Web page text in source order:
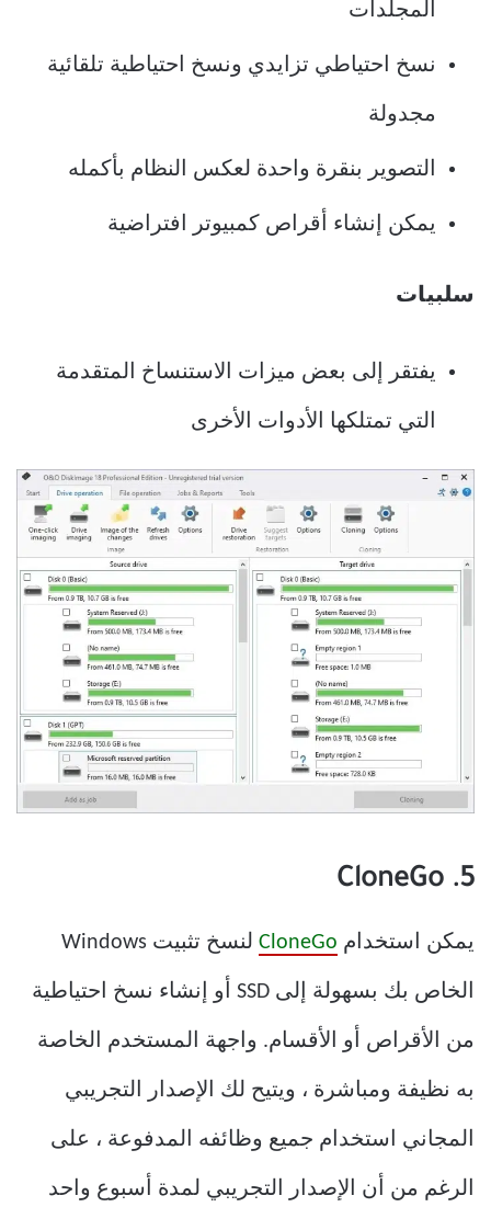
المجلدات
نسخ احتياطي تزايدي ونسخ احتياطية تلقائية
مجدولة
التصوير بنقرة واحدة لعكس النظام بأكمله
يمكن إنشاء أقراص كمبيوتر افتراضية
سلبيات
يفتقر إلى بعض ميزات الاستنساخ المتقدمة
التي تمتلكها الأدوات الأخرى
5. CloneGo
يمكن استخدام CloneGo لنسخ تثبيت Windows
الخاص بك بسهولة إلى SSD أو إنشاء نسخ احتياطية
من الأقراص أو الأقسام. واجهة المستخدم الخاصة
به نظيفة ومباشرة ، ويتيح لك الإصدار التجريبي
المجاني استخدام جميع وظائفه المدفوعة ، على
الرغم من أن الإصدار التجريبي لمدة أسبوع واحد